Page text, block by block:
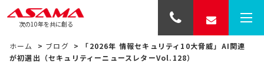
次の10年を共に創る
ホーム > ブログ >
「2026年 情報セキュリティ10大脅威」AI関連
が初選出（セキュリティーニュースレターVol.128）